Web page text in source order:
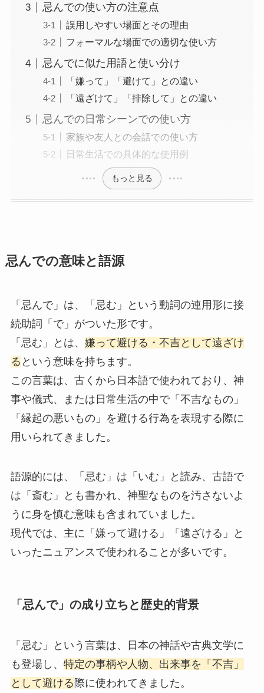
忌んでの使い方の注意点
誤用しやすい場面とその理由
フォーマルな場面での適切な使い方
忌んでに似た用語と使い分け
「嫌って」「避けて」との違い
「遠ざけて」「排除して」との違い
忌んでの日常シーンでの使い方
家族や友人との会話での使い方
日常生活での具体的な使用例
もっと見る
忌んでの意味と語源
「忌んで」は、「忌む」という動詞の連用形に接
続助詞「で」がついた形です。
「忌む」とは、 嫌って避ける・不吉として遠ざけ
る という意味を持ちます。
この言葉は、古くから日本語で使われており、神
事や儀式、または日常生活の中で「不吉なもの」
「縁起の悪いもの」を避ける行為を表現する際に
用いられてきました。
語源的には、「忌む」は「いむ」と読み、古語で
は「斎む」とも書かれ、神聖なものを汚さないよ
うに身を慎む意味も含まれていました。
現代では、主に「嫌って避ける」「遠ざける」と
いったニュアンスで使われることが多いです。
「忌んで」の成り立ちと歴史的背景
「忌む」という言葉は、日本の神話や古典文学に
も登場し、 特定の事柄や人物、出来事を「不吉」
として避ける 際に使われてきました。